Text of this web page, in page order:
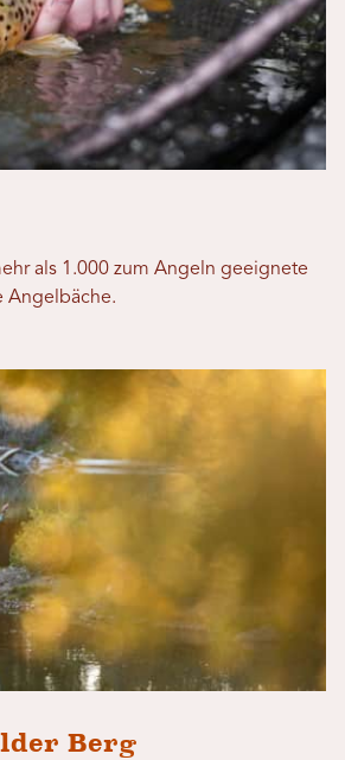
als 1.000 zum Angeln geeignete
Angelbäche.
Berg